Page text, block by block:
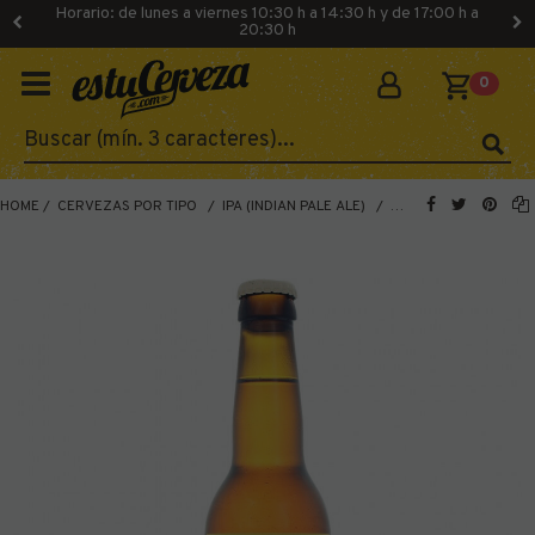
Horario: de lunes a viernes 10:30 h a 14:30 h y de 17:00 h a
20:30 h
0
HOME CERVEZAS POR TIPO IPA (INDIAN PALE ALE) WHEAT IPA